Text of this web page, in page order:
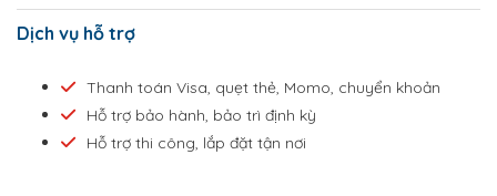
Dịch vụ hỗ trợ
Thanh toán Visa, quẹt thẻ, Momo, chuyển khoản
Hỗ trợ bảo hành, bảo trì định kỳ
Hỗ trợ thi công, lắp đặt tận nơi